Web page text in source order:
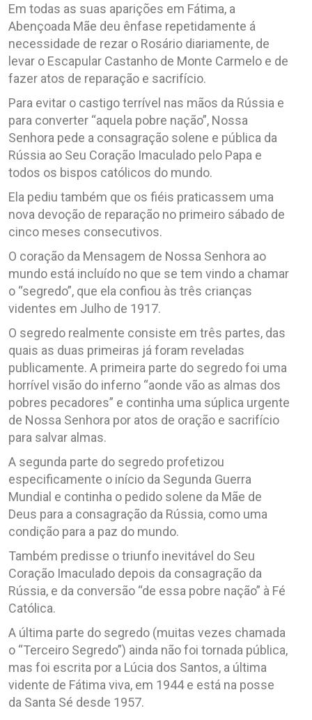
Em todas as suas aparições em Fátima, a
Abençoada Mãe deu ênfase repetidamente á
necessidade de rezar o Rosário diariamente, de
levar o Escapular Castanho de Monte Carmelo e de
fazer atos de reparação e sacrifício.
Para evitar o castigo terrível nas mãos da Rússia e
para converter “aquela pobre nação”, Nossa
Senhora pede a consagração solene e pública da
Rússia ao Seu Coração Imaculado pelo Papa e
todos os bispos católicos do mundo.
Ela pediu também que os fiéis praticassem uma
nova devoção de reparação no primeiro sábado de
cinco meses consecutivos.
O coração da Mensagem de Nossa Senhora ao
mundo está incluído no que se tem vindo a chamar
o “segredo”, que ela confiou às três crianças
videntes em Julho de 1917.
O segredo realmente consiste em três partes, das
quais as duas primeiras já foram reveladas
publicamente. A primeira parte do segredo foi uma
horrível visão do inferno “aonde vão as almas dos
pobres pecadores” e continha uma súplica urgente
de Nossa Senhora por atos de oração e sacrifício
para salvar almas.
A segunda parte do segredo profetizou
especificamente o início da Segunda Guerra
Mundial e continha o pedido solene da Mãe de
Deus para a consagração da Rússia, como uma
condição para a paz do mundo.
Também predisse o triunfo inevitável do Seu
Coração Imaculado depois da consagração da
Rússia, e da conversão “de essa pobre nação” à Fé
Católica.
A última parte do segredo (muitas vezes chamada
o “Terceiro Segredo”) ainda não foi tornada pública,
mas foi escrita por a Lúcia dos Santos, a última
vidente de Fátima viva, em 1944 e está na posse
da Santa Sé desde 1957.